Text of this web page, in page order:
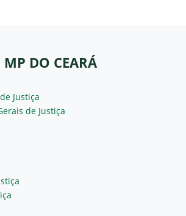
DO CEARÁ
Justiça
de Justiça